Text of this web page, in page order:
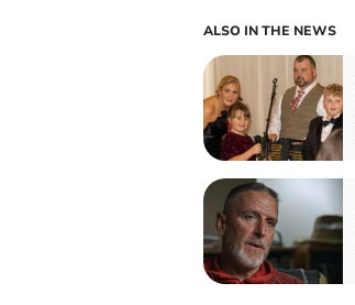
ALSO IN THE NEWS